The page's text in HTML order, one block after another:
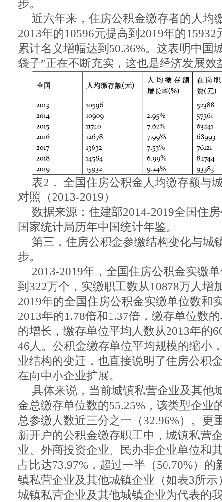
步。
近六年来，住房公积金缴存者的人均
2013年的10596元提高到2019年的
累计名义增幅达到50.36%。这表明中国
袋子”正在不断充实，这也是经济发展效
表2． 全国住房公积金人均缴存额与
对照（2013-2019）
数据来源：住建部2014-2019全国住
国家统计局历年中国统计年鉴。
第三，住房公积金参缴结构变化与城
步。
2013-2019年，全国住房公积金实缴
到322万个，实缴职工数从10878万人增
2019年的全国住房公积金实缴单位数和
2013年的1.78倍和1.37倍，缴存单位数
的增长，缴存单位平均人数从2013年的
46人。公积金缴存单位平均规模的缩小
业结构的变迁，也直接说明了住房公积
在向中小企业扩展。
具体来说，当前城镇私营企业及其他
金总缴存单位数的55.25%，该类型企业
总参缴人数近三分之一（32.96%）。更
新开户的公积金缴存职工中，城镇私营
业、外商投资企业、民办非企业单位和
占比达73.97%，超过一半（50.70%）的
镇私营企业及其他城镇企业（如表3所
城镇私营企业及其他城镇企业为代表的